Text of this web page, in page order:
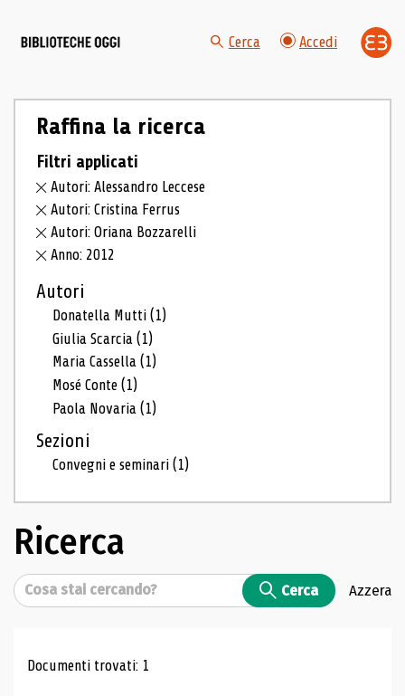
Cerca Accedi
Raffina la ricerca
Filtri applicati
Autori: Alessandro Leccese
Autori: Cristina Ferrus
Autori: Oriana Bozzarelli
Anno: 2012
Autori
Donatella Mutti(1)
Giulia Scarcia(1)
Maria Cassella(1)
Mosé Conte(1)
Paola Novaria(1)
Sezioni
Convegni e seminari(1)
Ricerca
Cerca Cerca Azzera
Risultati di ricerca
Documenti trovati: 1